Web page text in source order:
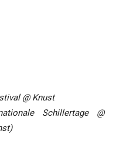
@ Knust
Schillertage @